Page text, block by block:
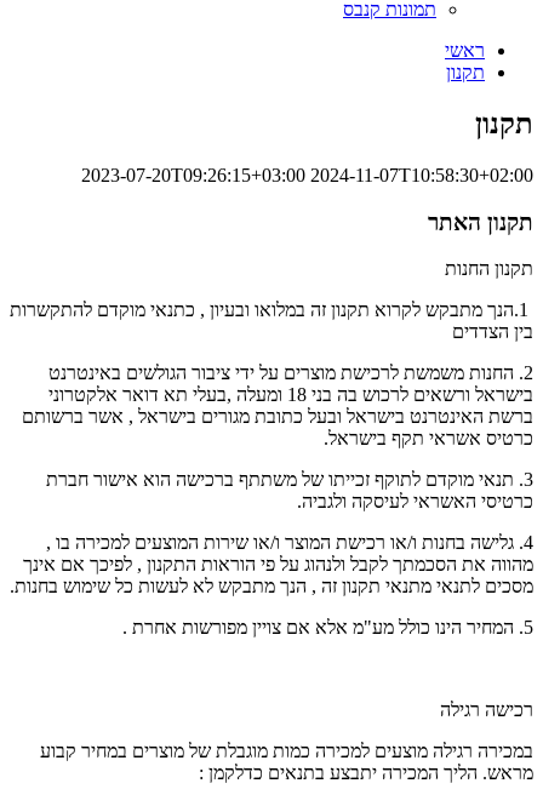
תמונות קנבס
ראשי
תקנון
תקנון
2023-07-20T09:26:15+03:00 2024-11-07T10:58:30+02:00
תקנון האתר
תקנון החנות
1.הנך מתבקש לקרוא תקנון זה במלואו ובעיון , כתנאי מוקדם להתקשרות
בין הצדדים
2. החנות משמשת לרכישת מוצרים על ידי ציבור הגולשים באינטרנט
בישראל ורשאים לרכוש בה בני 18 ומעלה ,בעלי תא דואר אלקטרוני
ברשת האינטרנט בישראל ובעל כתובת מגורים בישראל , אשר ברשותם
כרטיס אשראי תקף בישראל.
3. תנאי מוקדם לתוקף זכייתו של משתתף ברכישה הוא אישור חברת
כרטיסי האשראי לעיסקה ולגביה.
4. גלישה בחנות ו/או רכישת המוצר ו/או שירות המוצעים למכירה בו ,
מהווה את הסכמתך לקבל ולנהוג על פי הוראות התקנון , לפיכך אם אינך
מסכים לתנאי מתנאי תקנון זה , הנך מתבקש לא לעשות כל שימוש בחנות.
5. המחיר הינו כולל מע"מ אלא אם צויין מפורשות אחרת .
רכישה רגילה
במכירה רגילה מוצעים למכירה כמות מוגבלת של מוצרים במחיר קבוע
מראש. הליך המכירה יתבצע בתנאים כדלקמן :